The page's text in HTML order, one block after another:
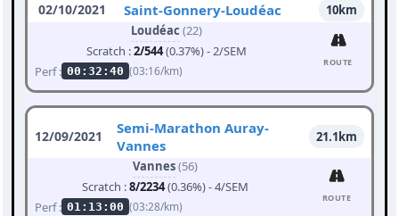
02/10/2021 Saint-Gonnery-Loudéac
10km
Loudéac (22)
Scratch :2/544(0.37%) - 2/SEM
Perf : 00:32:40 (03:16/km)
ROUTE
12/09/2021
Semi-Marathon Auray-
Vannes
21.1km
Vannes(56)
Scratch :8/2234(0.36%) - 4/SEM
Perf : 01:13:00 (03:28/km)
ROUTE